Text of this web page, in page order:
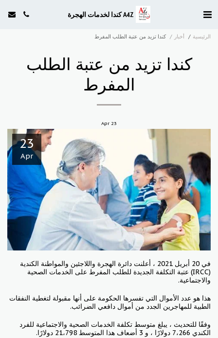
A4Z كندا لخدمات الهجرة
الرئيسية أخبار كندا تزيد من عتبة الطلب المفرط
كندا تزيد من عتبة الطلب
المفرط
23
Apr
23
Apr
في 20 أبريل 2021 ، أعلنت دائرة الهجرة واللاجئين والمواطنة الكندية
(IRCC)
عتبة التكلفة الجديدة للطلب المفرط على الخدمات الصحية
والاجتماعية.
هذا هو عدد الأموال التي تفسرها الحكومة على أنها مقبولة لتغطية النفقات
الطبية للمهاجرين الجدد من أموال دافعي الضرائب.
وفقًا للتحديث ، يبلغ متوسط تكلفة الخدمات الصحية والاجتماعية للفرد
الكندي 7،266 دولارًا ، و 3 أضعاف هذا المتوسط 21،798 دولارًا.